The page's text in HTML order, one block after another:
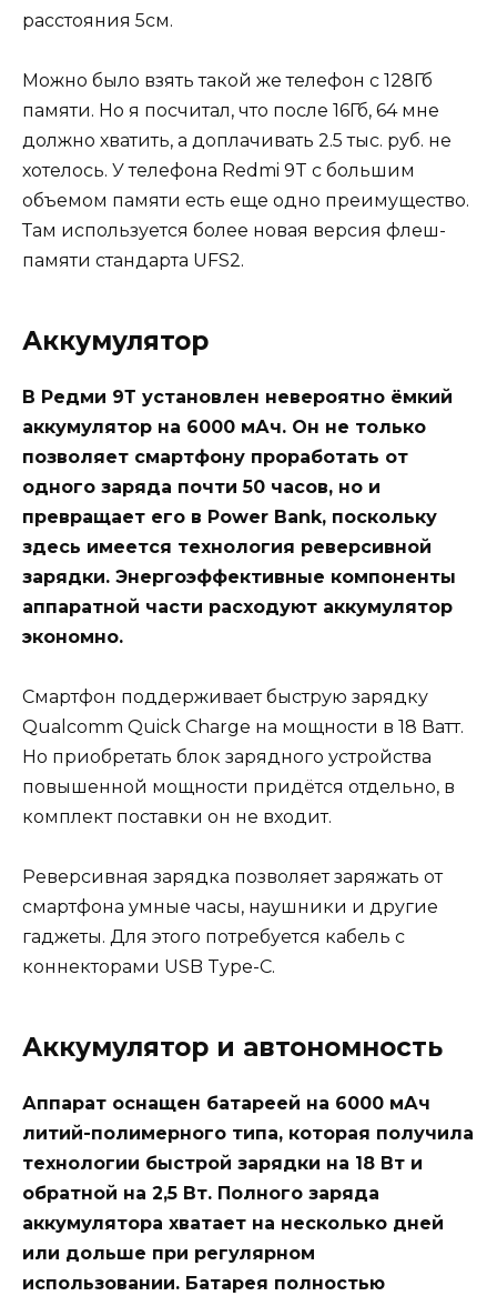
расстояния 5см.
Можно было взять такой же телефон с 128Гб
памяти. Но я посчитал, что после 16Гб, 64 мне
должно хватить, а доплачивать 2.5 тыс. руб. не
хотелось. У телефона Redmi 9T с большим
объемом памяти есть еще одно преимущество.
Там используется более новая версия флеш-
памяти стандарта UFS2.
Аккумулятор
В Редми 9Т установлен невероятно ёмкий
аккумулятор на 6000 мАч. Он не только
позволяет смартфону проработать от
одного заряда почти 50 часов, но и
превращает его в Power Bank, поскольку
здесь имеется технология реверсивной
зарядки. Энергоэффективные компоненты
аппаратной части расходуют аккумулятор
экономно.
Смартфон поддерживает быструю зарядку
Qualcomm Quick Charge на мощности в 18 Ватт.
Но приобретать блок зарядного устройства
повышенной мощности придётся отдельно, в
комплект поставки он не входит.
Реверсивная зарядка позволяет заряжать от
смартфона умные часы, наушники и другие
гаджеты. Для этого потребуется кабель с
коннекторами USB Type-C.
Аккумулятор и автономность
Аппарат оснащен батареей на 6000 мАч
литий-полимерного типа, которая получила
технологии быстрой зарядки на 18 Вт и
обратной на 2,5 Вт. Полного заряда
аккумулятора хватает на несколько дней
или дольше при регулярном
использовании. Батарея полностью